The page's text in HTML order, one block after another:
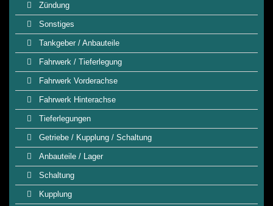
Zündung
Sonstiges
Tankgeber / Anbauteile
Fahrwerk / Tieferlegung
Fahrwerk Vorderachse
Fahrwerk Hinterachse
Tieferlegungen
Getriebe / Kupplung / Schaltung
Anbauteile / Lager
Schaltung
Kupplung